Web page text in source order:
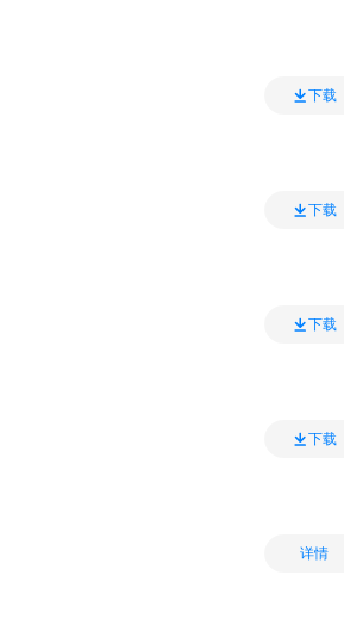
下载
下载
下载
下载
详情